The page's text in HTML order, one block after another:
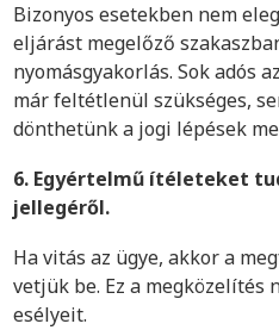
Bizonyos esetekben nem
eljárást megelőző
nyomásgyakorlás. Sok adós
már feltétlenül szükséges,
dönthetünk a jogi lépések
6. Egyértelmű ítéleteket
jellegéről.
Ha vitás az ügye, akkor a
vetjük be. Ez a megközelítés
esélyeit.